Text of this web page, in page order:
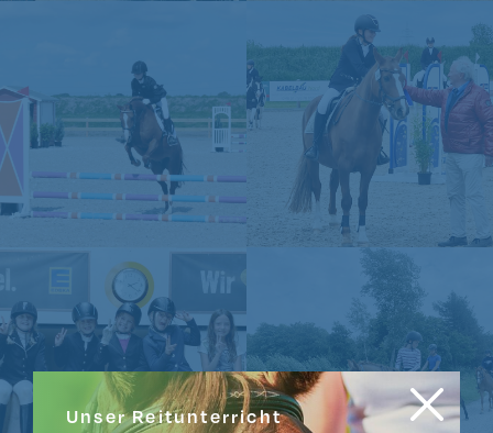
Unser Reitunterricht